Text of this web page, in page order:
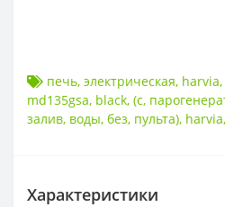
печь, электрическая, harvia,
md135gsa, black, (с,
залив, воды, без, пульта), harvia,
Характеристики